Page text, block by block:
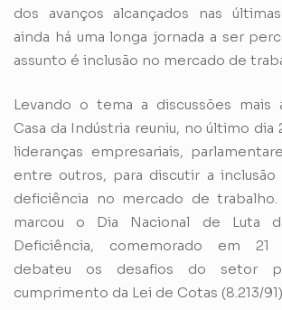
dos avanços alcançados nas
ainda há uma longa jornada a ser
assunto é inclusão no mercado de
Levando o tema a discussões mais
Casa da Indústria reuniu, no último dia
lideranças empresariais,
entre outros, para discutir a inclusão
deficiência no mercado de
marcou o Dia Nacional de Luta
Deficiência, comemorado em
debateu os desafios do setor
cumprimento da Lei de Cotas (8.213/